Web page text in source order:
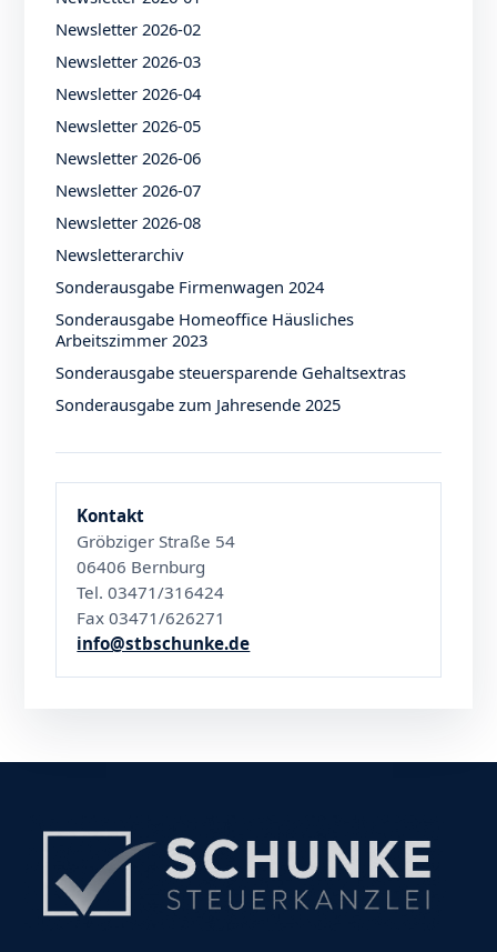
Newsletter 2026-02
Newsletter 2026-03
Newsletter 2026-04
Newsletter 2026-05
Newsletter 2026-06
Newsletter 2026-07
Newsletter 2026-08
Newsletterarchiv
Sonderausgabe Firmenwagen 2024
Sonderausgabe Homeoffice Häusliches
Arbeitszimmer 2023
Sonderausgabe steuersparende Gehaltsextras
Sonderausgabe zum Jahresende 2025
Kontakt
Gröbziger Straße 54
06406 Bernburg
Tel. 03471/316424
Fax 03471/626271
info@stbschunke.de